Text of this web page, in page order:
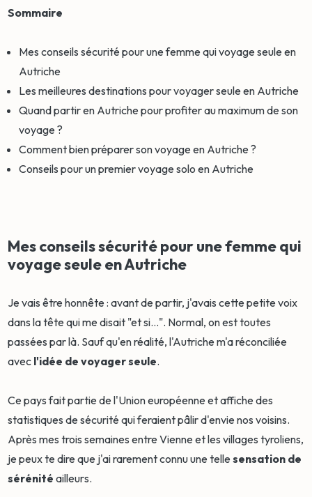
Sommaire
Mes conseils sécurité pour une femme qui voyage seule en
Autriche
Les meilleures destinations pour voyager seule en Autriche
Quand partir en Autriche pour profiter au maximum de son
voyage ?
Comment bien préparer son voyage en Autriche ?
Conseils pour un premier voyage solo en Autriche
Mes conseils sécurité pour une femme qui
voyage seule en Autriche
Je vais être honnête : avant de partir, j'avais cette petite voix
dans la tête qui me disait "et si...". Normal, on est toutes
passées par là. Sauf qu'en réalité, l'Autriche m'a réconciliée
avec l'idée de voyager seule.
Ce pays fait partie de l'Union européenne et affiche des
statistiques de sécurité qui feraient pâlir d'envie nos voisins.
Après mes trois semaines entre Vienne et les villages tyroliens,
je peux te dire que j'ai rarement connu une tellesensation de
sérénité ailleurs.